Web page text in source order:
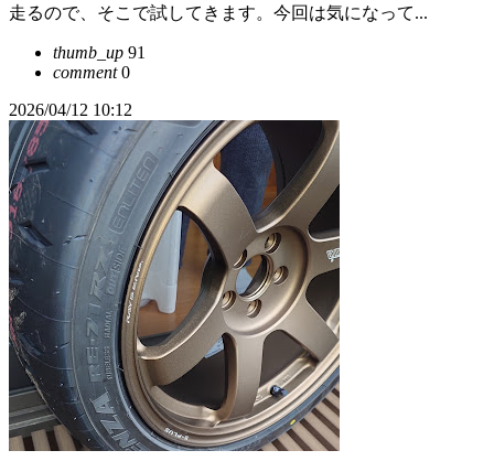
走るので、そこで試してきます。今回は気になって...
thumb_up 91
comment0
2026/04/12 10:12